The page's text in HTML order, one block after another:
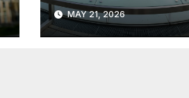
MAY 21, 2026